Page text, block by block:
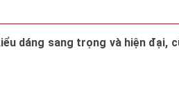
dáng sang trọng và hiện